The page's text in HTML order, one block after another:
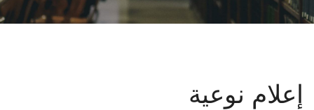
البحث العلمي
إعلام نوعية